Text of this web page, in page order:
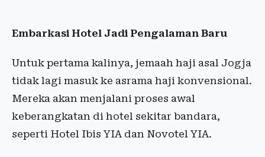
Embarkasi Hotel Jadi Pengalaman Baru
Untuk pertama kalinya, jemaah haji asal Jogja
tidak lagi masuk ke asrama haji konvensional.
Mereka akan menjalani proses awal
keberangkatan di hotel sekitar bandara,
seperti Hotel Ibis YIA dan Novotel YIA.